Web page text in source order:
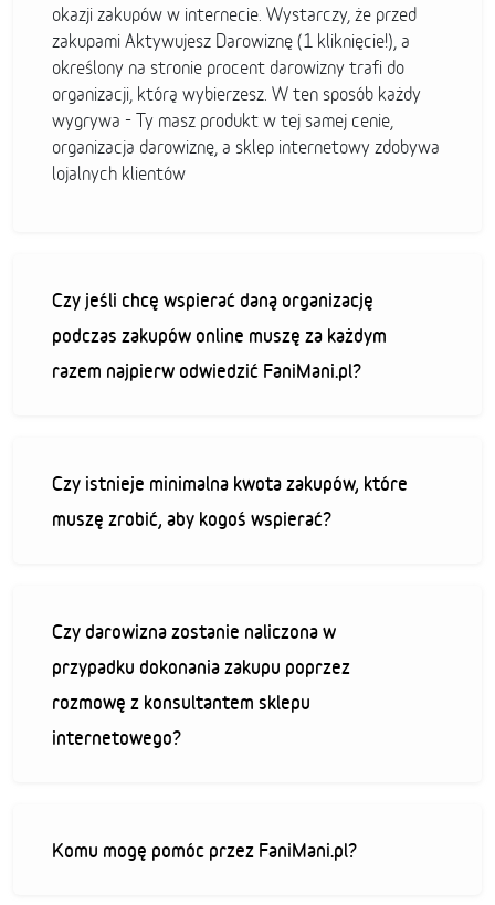
okazji zakupów w internecie. Wystarczy, że przed
zakupami Aktywujesz Darowiznę (1 kliknięcie!), a
określony na stronie procent darowizny trafi do
organizacji, którą wybierzesz. W ten sposób każdy
wygrywa - Ty masz produkt w tej samej cenie,
organizacja darowiznę, a sklep internetowy zdobywa
lojalnych klientów
Czy jeśli chcę wspierać daną organizację
podczas zakupów online muszę za każdym
razem najpierw odwiedzić FaniMani.pl?
Czy istnieje minimalna kwota zakupów, które
muszę zrobić, aby kogoś wspierać?
Czy darowizna zostanie naliczona w
przypadku dokonania zakupu poprzez
rozmowę z konsultantem sklepu
internetowego?
Komu mogę pomóc przez FaniMani.pl?